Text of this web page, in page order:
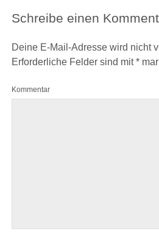
Schreibe einen
Deine E-Mail-Adresse wird nicht
Erforderliche Felder sind mit*
Kommentar